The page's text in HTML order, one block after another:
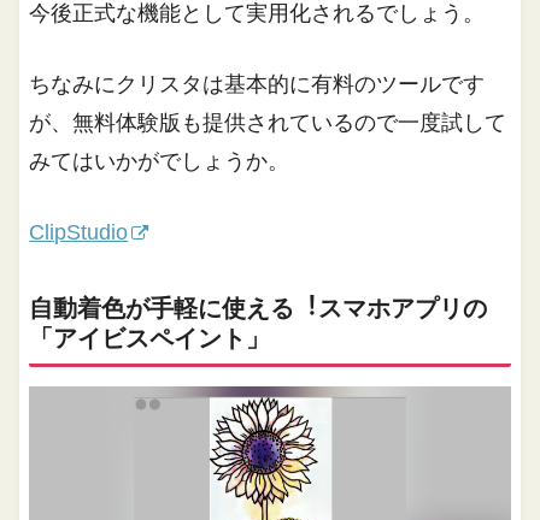
今後正式な機能として実用化されるでしょう。
ちなみにクリスタは基本的に有料のツールです
が、無料体験版も提供されているので一度試して
みてはいかがでしょうか。
ClipStudio
⾃動着⾊が⼿軽に使える︕スマホアプリの
「アイビスペイント」